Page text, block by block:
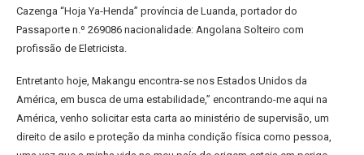
Cazenga “Hoja Ya-Henda” província de Luanda, portador do
Passaporte n.º 269086 nacionalidade: Angolana Solteiro com
profissão de Eletricista.
Entretanto hoje, Makangu encontra-se nos Estados Unidos da
América, em busca de uma estabilidade,” encontrando-me aqui na
América, venho solicitar esta carta ao ministério de supervisão, um
direito de asilo e proteção da minha condição física como pessoa,